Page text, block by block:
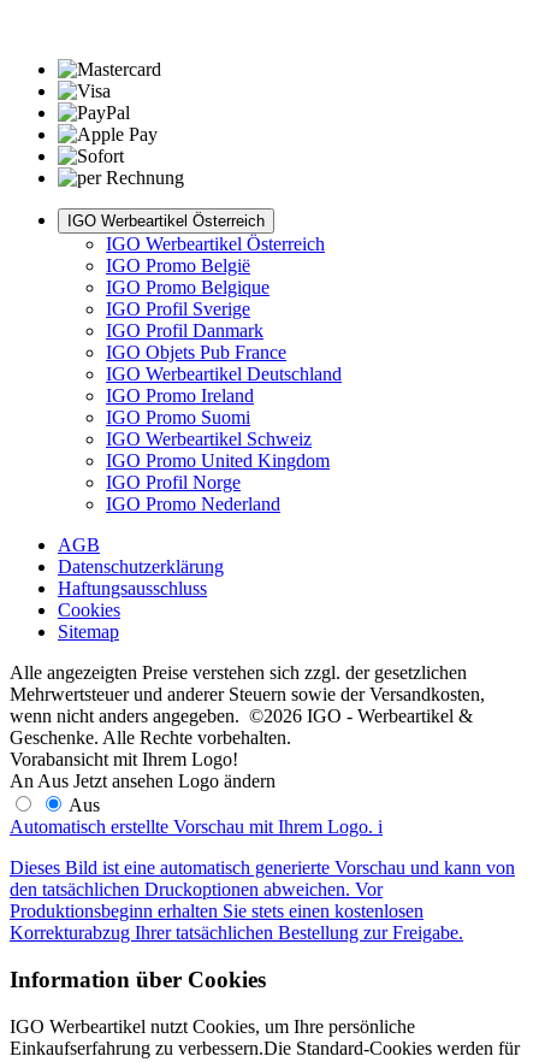
IGO Werbeartikel Österreich
IGO Werbeartikel Österreich
IGO Promo België
IGO Promo Belgique
IGO Profil Sverige
IGO Profil Danmark
IGO Objets Pub France
IGO Werbeartikel Deutschland
IGO Promo Ireland
IGO Promo Suomi
IGO Werbeartikel Schweiz
IGO Promo United Kingdom
IGO Profil Norge
IGO Promo Nederland
AGB
Datenschutzerklärung
Haftungsausschluss
Cookies
Sitemap
Alle angezeigten Preise verstehen sich zzgl. der gesetzlichen
Mehrwertsteuer und anderer Steuern sowie der Versandkosten,
wenn nicht anders angegeben. ©2026 IGO - Werbeartikel &
Geschenke. Alle Rechte vorbehalten.
Vorabansicht mit Ihrem Logo!
An Aus Jetzt ansehen Logo ändern
Aus
Automatisch erstellte Vorschau mit Ihrem Logo. i
Dieses Bild ist eine automatisch generierte Vorschau und kann von
den tatsächlichen Druckoptionen abweichen. Vor
Produktionsbeginn erhalten Sie stets einen kostenlosen
Korrekturabzug Ihrer tatsächlichen Bestellung zur Freigabe.
Information über Cookies
IGO Werbeartikel nutzt Cookies, um Ihre persönliche
Einkaufserfahrung zu verbessern.Die Standard-Cookies werden für